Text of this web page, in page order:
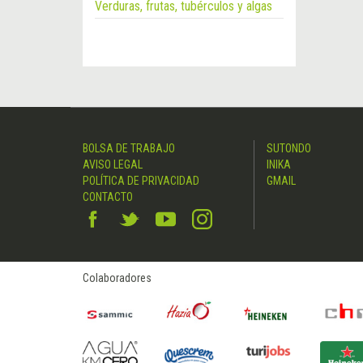
Verduras, frutas, tubérculos y algas
BOLSA DE TRABAJO
AVISO LEGAL
POLÍTICA DE PRIVACIDAD
CONTACTO
SUTONDO
INIKA
GMAIL
Colaboradores